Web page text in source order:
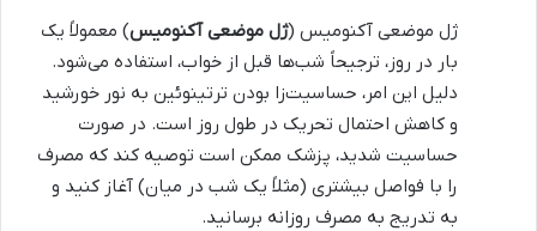
ژل موضعی آکنومیس (ژل موضعی آکنومیس) معمولاً یک
بار در روز، ترجیحاً شب‌ها قبل از خواب، استفاده می‌شود.
دلیل این امر، حساسیت‌زا بودن ترتینوئین به نور خورشید
و کاهش احتمال تحریک در طول روز است. در صورت
حساسیت شدید، پزشک ممکن است توصیه کند که مصرف
را با فواصل بیشتری (مثلاً یک شب در میان) آغاز کنید و
به تدریج به مصرف روزانه برسانید.